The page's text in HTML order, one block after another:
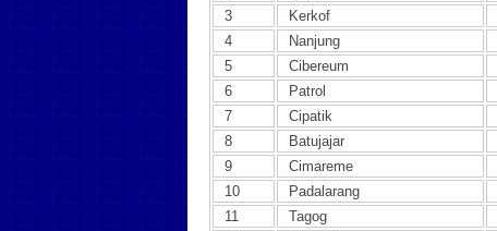
3
Kerkof
4
Nanjung
5
Cibereum
6
Patrol
7
Cipatik
8
Batujajar
9
Cimareme
10
Padalarang
11
Tagog